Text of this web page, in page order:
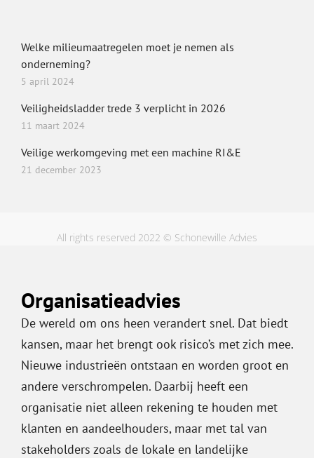
Organisatieadvies
De wereld om ons heen verandert snel. Dat biedt
kansen, maar het brengt ook risico’s met zich mee.
Nieuwe industrieën ontstaan en worden groot en
andere verschrompelen. Daarbij heeft een
organisatie niet alleen rekening te houden met
klanten en aandeelhouders, maar met tal van
stakeholders zoals de lokale en landelijke
Welke milieumaatregelen moet je nemen als
onderneming?
5 april 2024
Veiligheidsladder trede 3 verplicht in 2026
11 maart 2024
Veilige werkomgeving met een machine RI&E
21 december 2023
All rights reserved 2022 © Schonewille Advies